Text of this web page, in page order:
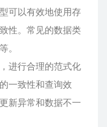
可以有效地使用存
性。常见的数据类
。
进行合理的范式化
一致性和查询效
新异常和数据不一